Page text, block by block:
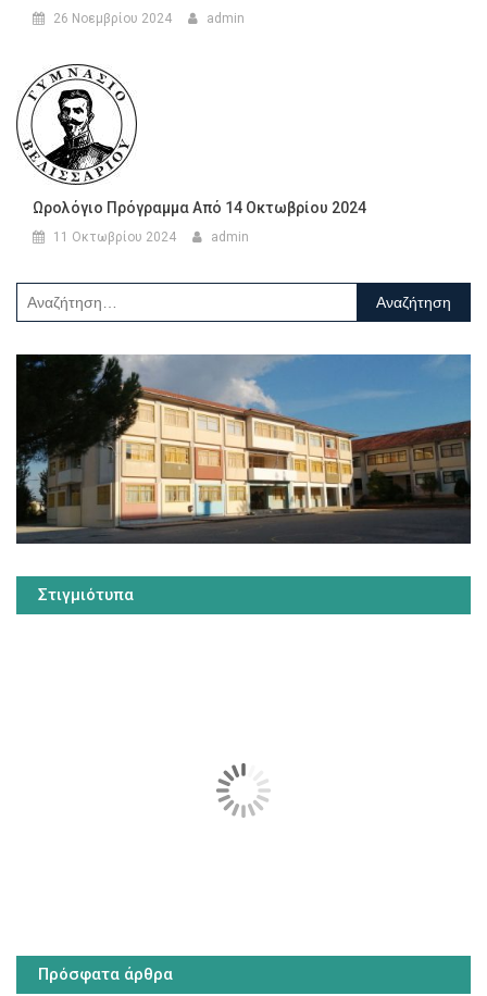
26 Νοεμβρίου 2024 admin
Ωρολόγιο Πρόγραμμα Από 14 Οκτωβρίου 2024
11 Οκτωβρίου 2024 admin
Αναζήτηση
για:
Στιγμιότυπα
Πρόσφατα άρθρα